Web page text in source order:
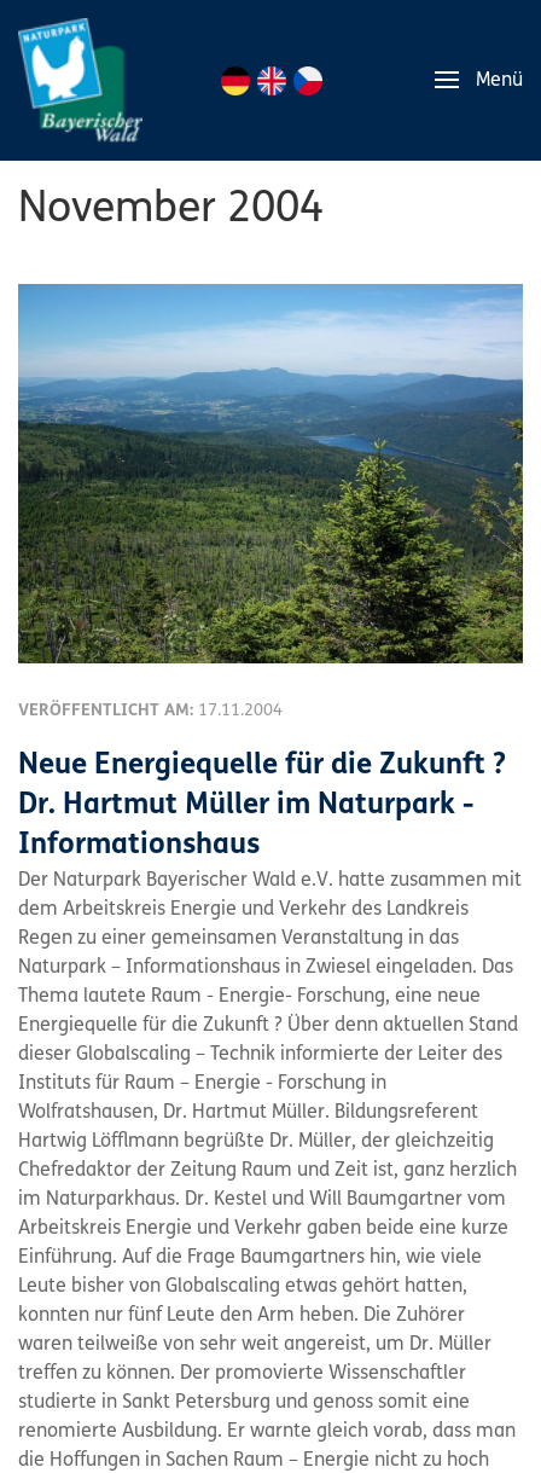
Menü
November 2004
VERÖFFENTLICHT AM: 17.11.2004
Neue Energiequelle für die Zukunft ?
Dr. Hartmut Müller im Naturpark -
Informationshaus
Der Naturpark Bayerischer Wald e.V. hatte zusammen mit
dem Arbeitskreis Energie und Verkehr des Landkreis
Regen zu einer gemeinsamen Veranstaltung in das
Naturpark – Informationshaus in Zwiesel eingeladen. Das
Thema lautete Raum - Energie- Forschung, eine neue
Energiequelle für die Zukunft ? Über denn aktuellen Stand
dieser Globalscaling – Technik informierte der Leiter des
Instituts für Raum – Energie - Forschung in
Wolfratshausen, Dr. Hartmut Müller. Bildungsreferent
Hartwig Löfflmann begrüßte Dr. Müller, der gleichzeitig
Chefredaktor der Zeitung Raum und Zeit ist, ganz herzlich
im Naturparkhaus. Dr. Kestel und Will Baumgartner vom
Arbeitskreis Energie und Verkehr gaben beide eine kurze
Einführung. Auf die Frage Baumgartners hin, wie viele
Leute bisher von Globalscaling etwas gehört hatten,
konnten nur fünf Leute den Arm heben. Die Zuhörer
waren teilweiße von sehr weit angereist, um Dr. Müller
treffen zu können. Der promovierte Wissenschaftler
studierte in Sankt Petersburg und genoss somit eine
renomierte Ausbildung. Er warnte gleich vorab, dass man
die Hoffungen in Sachen Raum – Energie nicht zu hoch